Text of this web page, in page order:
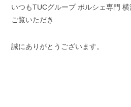
買取無料査定 パ
リクルート
いつもTUCグループ ポルシェ専門
ご覧いただき
誠にありがとうございます。